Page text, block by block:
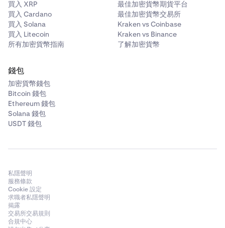
買入 XRP
買入 Cardano
買入 Solana
買入 Litecoin
所有加密貨幣指南
最佳加密貨幣期貨平台
最佳加密貨幣交易所
Kraken vs Coinbase
Kraken vs Binance
了解加密貨幣
錢包
加密貨幣錢包
Bitcoin 錢包
Ethereum 錢包
Solana 錢包
USDT 錢包
私隱聲明
服務條款
Cookie 設定
求職者私隱聲明
揭露
交易所交易規則
合規中心